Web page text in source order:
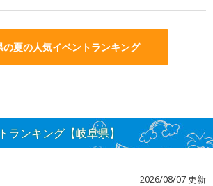
の夏の人気イベントランキング
ランキング【岐阜県】
2026/08/07 更新